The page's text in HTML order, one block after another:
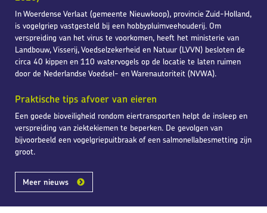
In Woerdense Verlaat (gemeente Nieuwkoop), provincie Zuid-Holland,
is vogelgriep vastgesteld bij een hobbypluimveehouderij. Om
verspreiding van het virus te voorkomen, heeft het ministerie van
Landbouw, Visserij, Voedselzekerheid en Natuur (LVVN) besloten de
circa 40 kippen en 110 watervogels op de locatie te laten ruimen
door de Nederlandse Voedsel- en Warenautoriteit (NVWA).
Praktische tips afvoer van eieren
Een goede bioveiligheid rondom eiertransporten helpt de insleep en
verspreiding van ziektekiemen te beperken. De gevolgen van
bijvoorbeeld een vogelgriepuitbraak of een salmonellabesmetting zijn
groot.
Meer nieuws